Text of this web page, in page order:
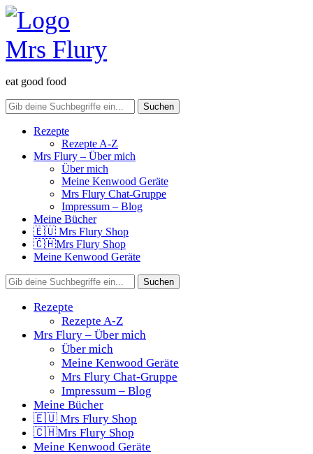
eat good food
Rezepte
Rezepte A-Z
Mrs Flury – Über mich
Über mich
Meine Kenwood Geräte
Mrs Flury Chat-Gruppe
Impressum – Blog
Meine Bücher
🇪🇺 Mrs Flury Shop
🇨🇭Mrs Flury Shop
Meine Kenwood Geräte
Rezepte
Rezepte A-Z
Mrs Flury – Über mich
Über mich
Meine Kenwood Geräte
Mrs Flury Chat-Gruppe
Impressum – Blog
Meine Bücher
🇪🇺 Mrs Flury Shop
🇨🇭Mrs Flury Shop
Meine Kenwood Geräte